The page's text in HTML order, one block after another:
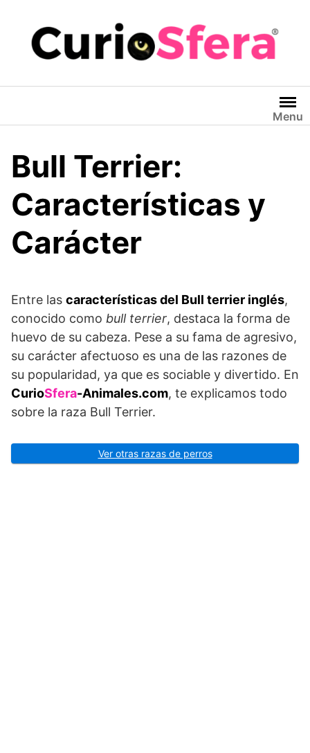
contenido
Menu
Bull Terrier:
Características y
Carácter
Entre las características del Bull terrier inglés,
conocido como bull terrier, destaca la forma de
huevo de su cabeza. Pese a su fama de agresivo,
su carácter afectuoso es una de las razones de
su popularidad, ya que es sociable y divertido. En
CurioSfera-Animales.com, te explicamos todo
sobre la raza Bull Terrier.
Ver otras razas de perros